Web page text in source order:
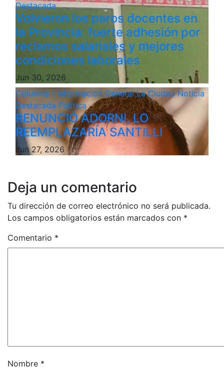
Destacada
Volvieron los paros docentes en
la Provincia: fuerte adhesión por
reclamos salariales y mejores
condiciones laborales
Jun 30, 2026
Columna 1 Información GeneralLa CiudadNoticia
Destacada Politica
RENUNCIÓ ADORNI, LO
REEMPLAZARÍA SANTILLI
Jun 27, 2026
Deja un comentario
Tu dirección de correo electrónico no será publicada.
Los campos obligatorios están marcados con *
Comentario *
Nombre *